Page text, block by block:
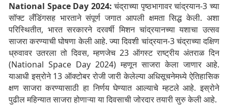
National Space Day 2024:चंद्राच्या पृष्ठभागावर चांद्रयान-3 च्या
सॉफ्ट लँडिंगसह भारताने संपूर्ण जगात आपली क्षमता सिद्ध केली. अशा
परिस्थितीत, भारत सरकारने दरवर्षी मिशन चांद्रयानच्या यशाचा उत्सव
साजरा करण्याची घोषणा केली आहे. ज्या दिवशी चांद्रयान-3 चंद्राच्या दक्षिण
ध्रुवावर उतरला तो दिवस, म्हणजेच 23 ऑगस्ट राष्ट्रीय अंतराळ दिन
(National Space Day 2024) म्हणून साजरा केला जाणार आहे.
याआधी इस्रोने 13 ऑक्टोबर रोजी जारी केलेल्या अधिसूचनेमध्ये ऐतिहासिक
क्षण साजरा करण्यासाठी हा निर्णय घेण्यात आल्याचे म्हटले आहे. इस्रोने
पुढील महिन्यात साजरा होणाऱ्या या दिवसाची जोरदार तयारी सुरु केली आहे.